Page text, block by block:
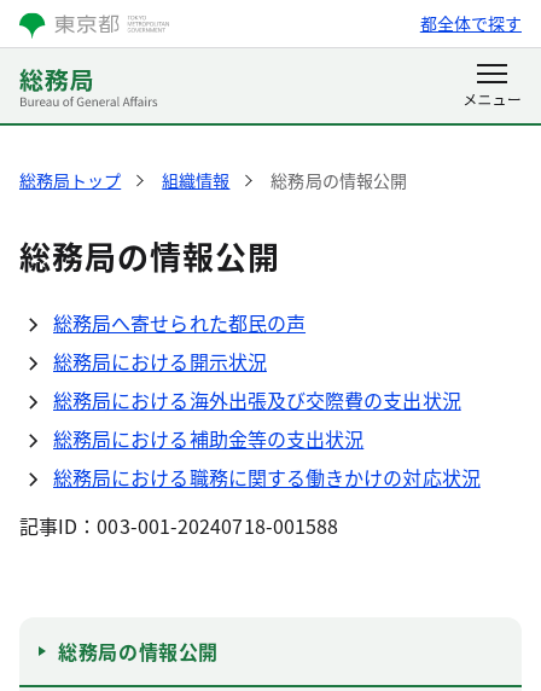
都全体で探す
総務局トップ 組織情報 総務局の情報公開
総務局の情報公開
総務局へ寄せられた都民の声
総務局における開示状況
総務局における海外出張及び交際費の支出状況
総務局における補助金等の支出状況
総務局における職務に関する働きかけの対応状況
記事ID：003-001-20240718-001588
総務局の情報公開